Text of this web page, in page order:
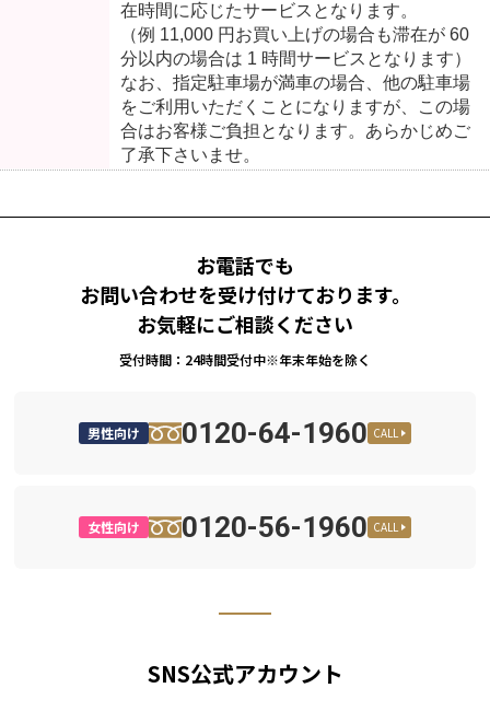
在時間に応じたサービスとなります。
（例 11,000 円お買い上げの場合も滞在が 60
分以内の場合は 1 時間サービスとなります）
なお、指定駐車場が満車の場合、他の駐車場
をご利用いただくことになりますが、この場
合はお客様ご負担となります。あらかじめご
了承下さいませ。
お電話でも
お問い合わせを受け付けております。
お気軽にご相談ください
受付時間：24時間受付中※年末年始を除く
男性向け 0120-64-1960 CALL
女性向け 0120-56-1960 CALL
SNS公式アカウント